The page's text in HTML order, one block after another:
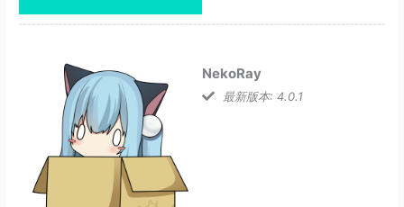
NekoRay
最新版本: 4.0.1